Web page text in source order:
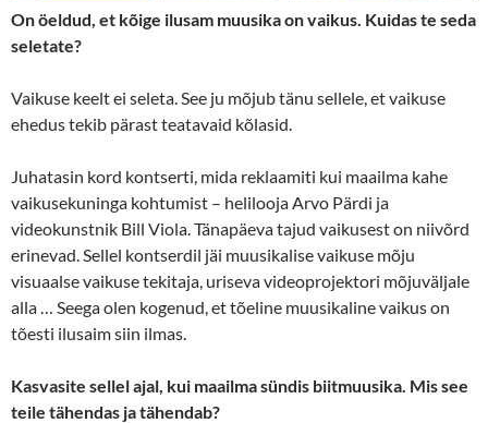
On öeldud, et kõige ilusam muusika on vaikus. Kuidas te seda
seletate?
Vaikuse keelt ei seleta. See ju mõjub tänu sellele, et vaikuse
ehedus tekib pärast teatavaid kõlasid.
Juhatasin kord kontserti, mida reklaamiti kui maailma kahe
vaikusekuninga kohtumist – helilooja Arvo Pärdi ja
videokunstnik Bill Viola. Tänapäeva tajud vaikusest on niivõrd
erinevad. Sellel kontserdil jäi muusikalise vaikuse mõju
visuaalse vaikuse tekitaja, uriseva videoprojektori mõjuväljale
alla … Seega olen kogenud, et tõeline muusikaline vaikus on
tõesti ilusaim siin ilmas.
Kasvasite sellel ajal, kui maailma sündis biitmuusika. Mis see
teile tähendas ja tähendab?